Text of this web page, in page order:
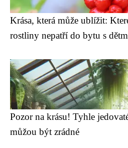
Krása, která může ublížit:
rostliny nepatří do bytu s
Pozor na krásu! Tyhle
můžou být zrádné